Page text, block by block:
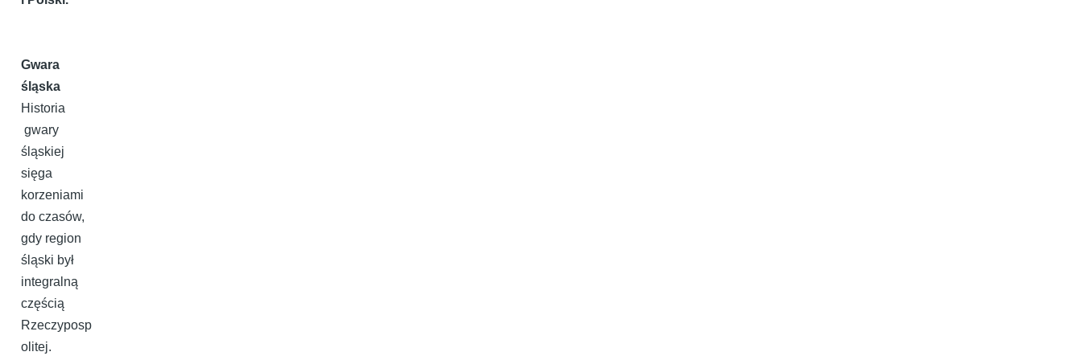
Gwara
śląska
Historia
gwary
śląskiej
sięga
korzeniami
do czasów,
gdy region
śląski był
integralną
częścią
Rzeczyposp
olitej.